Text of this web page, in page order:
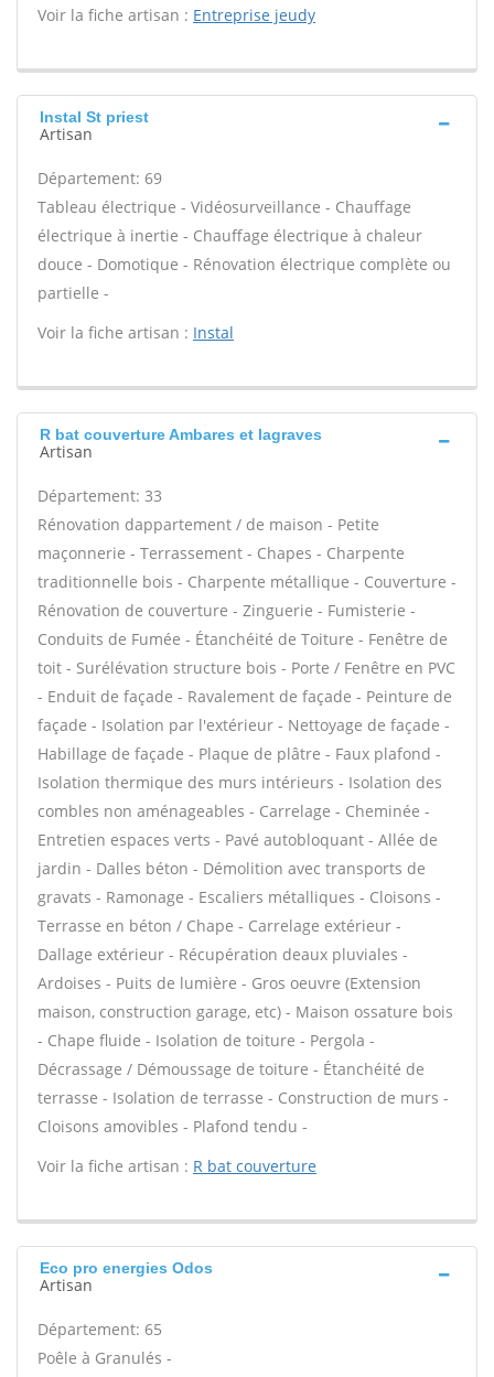
Voir la fiche artisan : Entreprise jeudy
Instal St priest
Artisan
Département: 69
Tableau électrique - Vidéosurveillance - Chauffage
électrique à inertie - Chauffage électrique à chaleur
douce - Domotique - Rénovation électrique complète ou
partielle -
Voir la fiche artisan : Instal
R bat couverture Ambares et lagraves
Artisan
Département: 33
Rénovation dappartement / de maison - Petite
maçonnerie - Terrassement - Chapes - Charpente
traditionnelle bois - Charpente métallique - Couverture -
Rénovation de couverture - Zinguerie - Fumisterie -
Conduits de Fumée - Étanchéité de Toiture - Fenêtre de
toit - Surélévation structure bois - Porte / Fenêtre en PVC
- Enduit de façade - Ravalement de façade - Peinture de
façade - Isolation par l'extérieur - Nettoyage de façade -
Habillage de façade - Plaque de plâtre - Faux plafond -
Isolation thermique des murs intérieurs - Isolation des
combles non aménageables - Carrelage - Cheminée -
Entretien espaces verts - Pavé autobloquant - Allée de
jardin - Dalles béton - Démolition avec transports de
gravats - Ramonage - Escaliers métalliques - Cloisons -
Terrasse en béton / Chape - Carrelage extérieur -
Dallage extérieur - Récupération deaux pluviales -
Ardoises - Puits de lumière - Gros oeuvre (Extension
maison, construction garage, etc) - Maison ossature bois
- Chape fluide - Isolation de toiture - Pergola -
Décrassage / Démoussage de toiture - Étanchéité de
terrasse - Isolation de terrasse - Construction de murs -
Cloisons amovibles - Plafond tendu -
Voir la fiche artisan : R bat couverture
Eco pro energies Odos
Artisan
Département: 65
Poêle à Granulés -